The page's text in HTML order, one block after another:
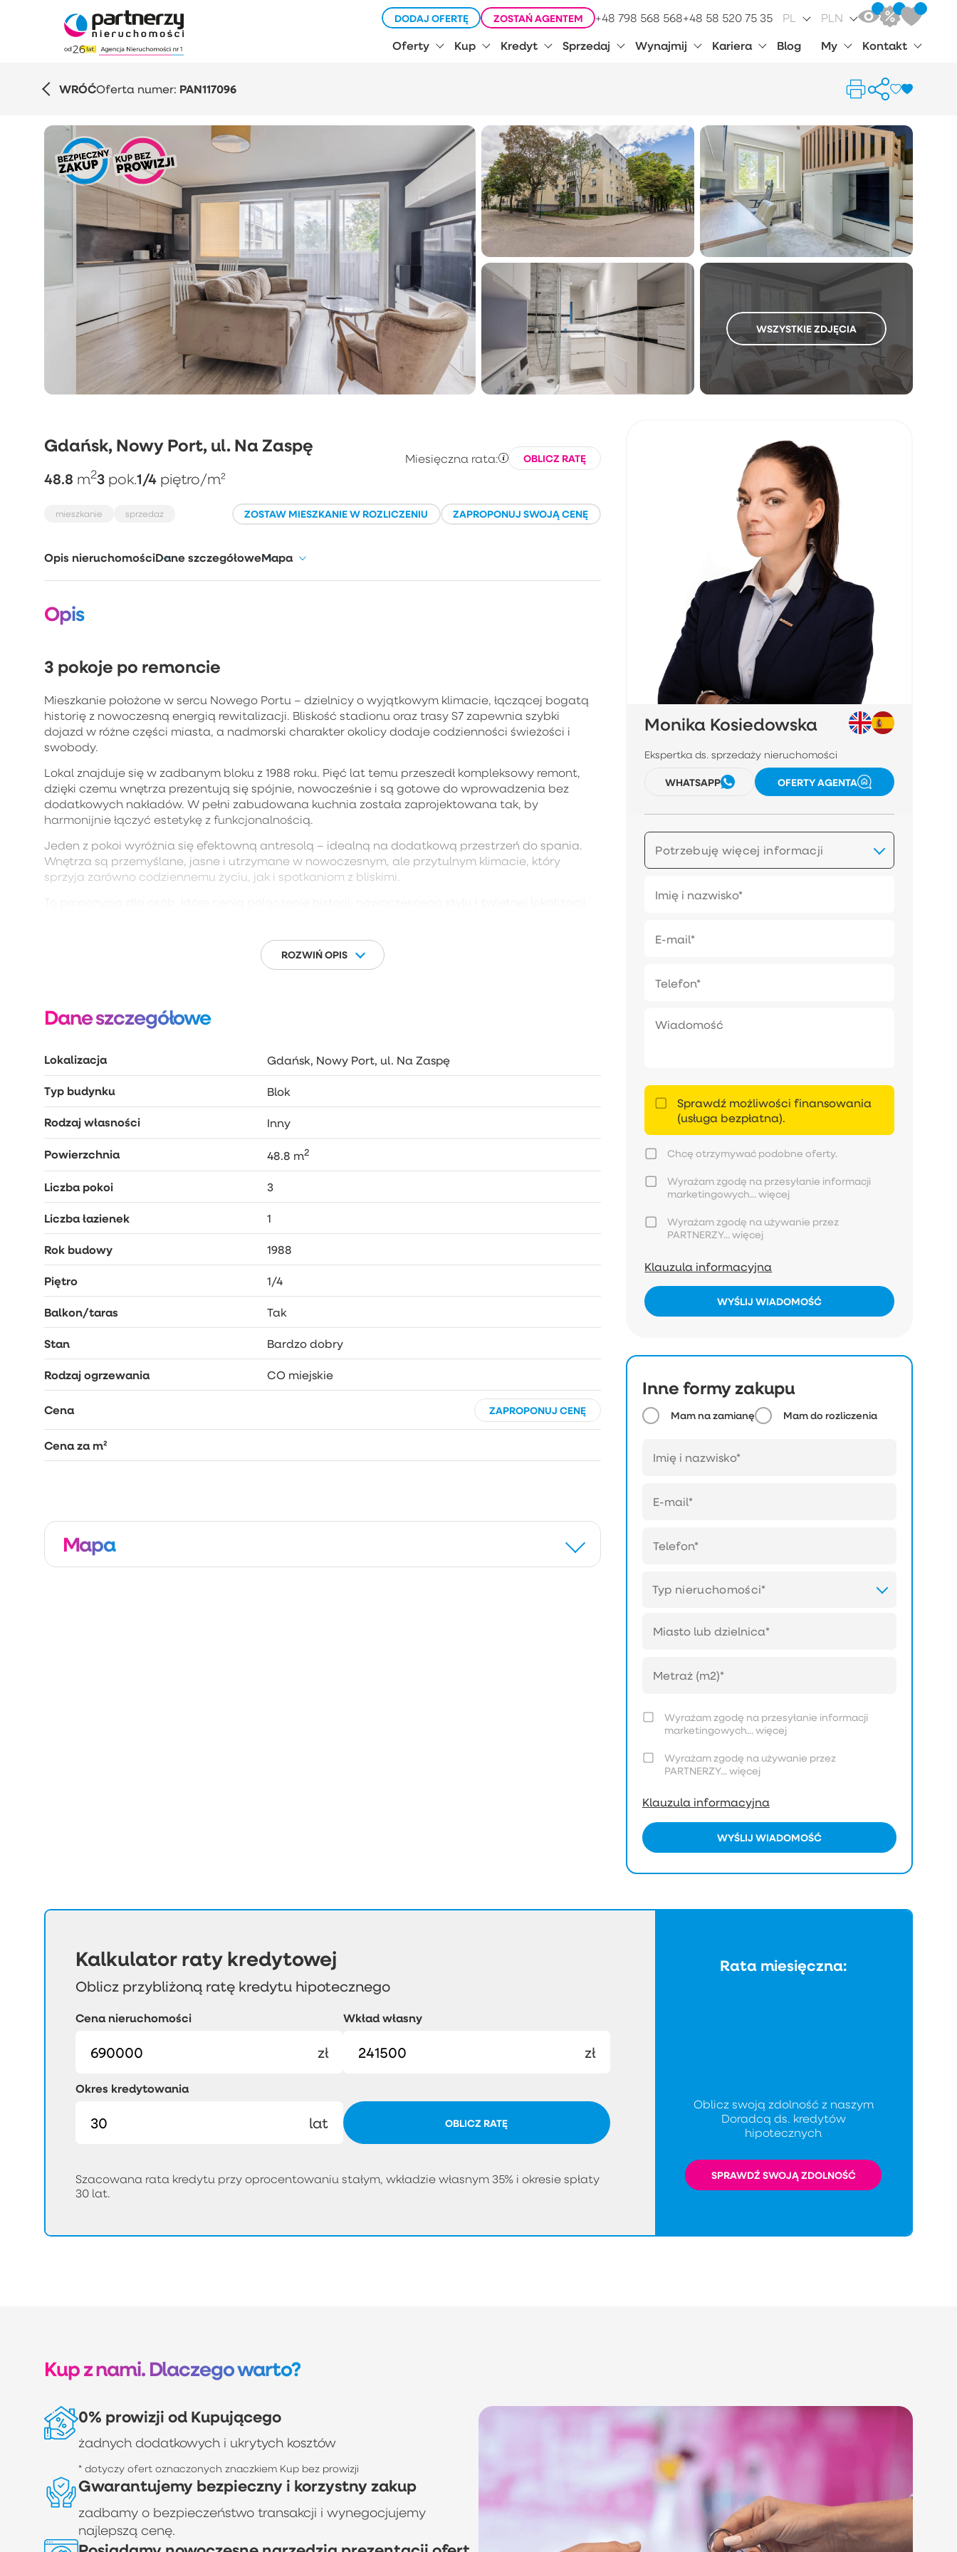
DODAJ OFERTĘ ZOSTAŃ AGENTEM +48 798 568 568+48 58 520 75 35 PL PLN
Oferty Kup Kredyt Sprzedaj Wynajmij Kariera Blog My Kontakt
WRÓĆOferta numer: PAN117096
WSZYSTKIE ZDJĘCIA
Gdańsk, Nowy Port, ul. Na Zaspę
48.8 m23 pok.1/4 piętro/m²
Miesięczna rata: OBLICZ RATĘ
mieszkanie sprzedaż ZOSTAW MIESZKANIE W ROZLICZENIU ZAPROPONUJ SWOJĄ CENĘ
Opis nieruchomościDane szczegółoweMapa
Opis
3 pokoje po remoncie
Mieszkanie położone w sercu Nowego Portu – dzielnicy o wyjątkowym klimacie, łączącej bogatą
historię z nowoczesną energią rewitalizacji. Bliskość stadionu oraz trasy S7 zapewnia szybki
dojazd w różne części miasta, a nadmorski charakter okolicy dodaje codzienności świeżości i
swobody.
Lokal znajduje się w zadbanym bloku z 1988 roku. Pięć lat temu przeszedł kompleksowy remont,
dzięki czemu wnętrza prezentują się spójnie, nowocześnie i są gotowe do wprowadzenia bez
dodatkowych nakładów. W pełni zabudowana kuchnia została zaprojektowana tak, by
harmonijnie łączyć estetykę z funkcjonalnością.
Jeden z pokoi wyróżnia się efektowną antresolą – idealną na dodatkową przestrzeń do spania.
Wnętrza są przemyślane, jasne i utrzymane w nowoczesnym, ale przytulnym klimacie, który
sprzyja zarówno codziennemu życiu, jak i spotkaniom z bliskimi.
ROZWIŃ OPIS
Dane szczegółowe
Lokalizacja Gdańsk, Nowy Port, ul. Na Zaspę
Typ budynku Blok
Rodzaj własności Inny
Powierzchnia 48.8 m2
Liczba pokoi 3
Liczba łazienek 1
Rok budowy 1988
Piętro 1/4
Balkon/taras Tak
Stan Bardzo dobry
Rodzaj ogrzewania CO miejskie
Cena ZAPROPONUJ CENĘ
Cena za m²
Mapa
Monika Kosiedowska
Ekspertka ds. sprzedaży nieruchomości
WHATSAPP OFERTY AGENTA
Potrzebuję więcej informacji
Sprawdź możliwości finansowania
(usługa bezpłatna).
Chcę otrzymywać podobne oferty.
Wyrażam zgodę na przesyłanie informacji
marketingowych...więcej
Wyrażam zgodę na używanie przez
PARTNERZY...więcej
Klauzula informacyjna
WYŚLIJ WIADOMOŚĆ
Inne formy zakupu
Mam na zamianę Mam do rozliczenia
Typ nieruchomości*
Wyrażam zgodę na przesyłanie informacji
marketingowych...więcej
Wyrażam zgodę na używanie przez
PARTNERZY...więcej
Klauzula informacyjna
WYŚLIJ WIADOMOŚĆ
Kalkulator raty kredytowej
Oblicz przybliżoną ratę kredytu hipotecznego
Cena nieruchomości
zł
Wkład własny
zł
Okres kredytowania
lat OBLICZ RATĘ
Szacowana rata kredytu przy oprocentowaniu stałym, wkładzie własnym 35% i okresie spłaty
30 lat.
Rata miesięczna:
Oblicz swoją zdolność z naszym
Doradcą ds. kredytów
hipotecznych
SPRAWDŹ SWOJĄ ZDOLNOŚĆ
Kup z nami. Dlaczego warto?
0% prowizji od Kupującego
żadnych dodatkowych i ukrytych kosztów
* dotyczy ofert oznaczonych znaczkiem Kup bez prowizji
Gwarantujemy bezpieczny i korzystny zakup
zadbamy o bezpieczeństwo transakcji i wynegocjujemy
najlepszą cenę.